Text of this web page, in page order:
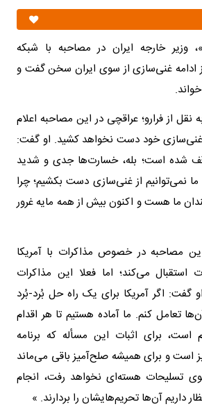
وزیر خارجه ایران در مصاحبه با شبکه
ادامه غنی‌سازی از سوی ایران سخن گفت و
نقل از فرارو؛ عراقچی در این مصاحبه اعلام
غنی‌سازی خود دست نخواهد کشید. او گفت:
شده است؛ بله، خسارت‌ها جدی و شدید
ما نمی‌توانیم از غنی‌سازی دست بکشیم؛ چرا
ما هست و اکنون بیش از همه مایه غرور
مصاحبه در خصوص مذاکرات با آمریکا
استقبال می‌کند؛ اما فعلا این مذاکرات
گفت: اگر آمریکا برای یک راه حل بُرد-بُرد
تعامل کنم. ما آماده هستیم تا هر اقدام
است، برای اثبات این مسأله که برنامه
است و برای همیشه صلح‌آمیز باقی می‌ماند
تسلیحات هسته‌ای نخواهد رفت، انجام
داریم آن‌ها تحریم‌هایشان را بردارند. »